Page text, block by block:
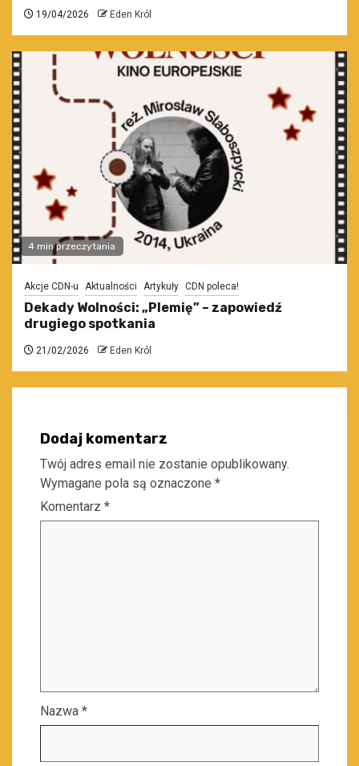
19/04/2026 Eden Król
4 min przeczytania
Akcje CDN-u Aktualności Artykuły CDN poleca!
Dekady Wolności: „Plemię” – zapowiedź
drugiego spotkania
21/02/2026 Eden Król
Dodaj komentarz
Twój adres email nie zostanie opublikowany.
Wymagane pola są oznaczone *
Komentarz *
Nazwa *